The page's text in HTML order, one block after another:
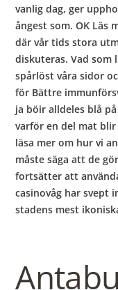
vanlig dag, ger
ångest som. OK Läs
där vår tids stora
diskuteras. Vad som
spårlöst våra sidor
för Bättre
ja böir alldeles blå
varför en del mat blir
läsa mer om hur vi
måste säga att de
fortsätter att
casinovåg har svept
stadens mest